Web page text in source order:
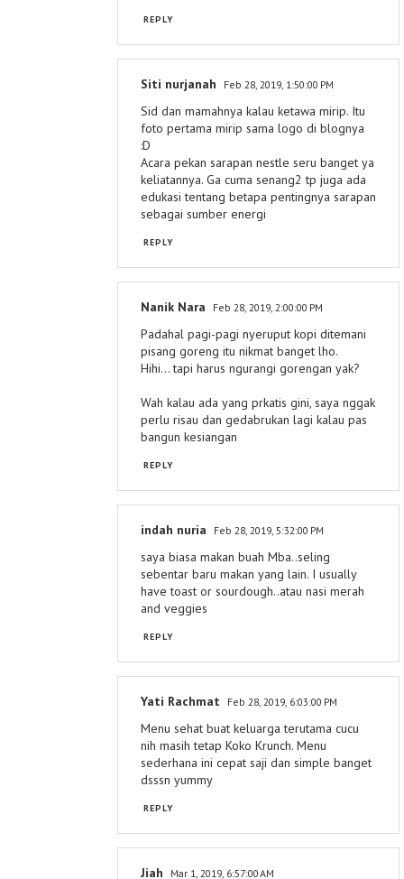
REPLY
Siti nurjanah Feb 28, 2019, 1:50:00 PM
Sid dan mamahnya kalau ketawa mirip. Itu
foto pertama mirip sama logo di blognya
:D
Acara pekan sarapan nestle seru banget ya
keliatannya. Ga cuma senang2 tp juga ada
edukasi tentang betapa pentingnya sarapan
sebagai sumber energi
REPLY
Nanik Nara Feb 28, 2019, 2:00:00 PM
Padahal pagi-pagi nyeruput kopi ditemani
pisang goreng itu nikmat banget lho.
Hihi... tapi harus ngurangi gorengan yak?
Wah kalau ada yang prkatis gini, saya nggak
perlu risau dan gedabrukan lagi kalau pas
bangun kesiangan
REPLY
indah nuria Feb 28, 2019, 5:32:00 PM
saya biasa makan buah Mba..seling
sebentar baru makan yang lain. I usually
have toast or sourdough..atau nasi merah
and veggies
REPLY
Yati Rachmat Feb 28, 2019, 6:03:00 PM
Menu sehat buat keluarga terutama cucu
nih masih tetap Koko Krunch. Menu
sederhana ini cepat saji dan simple banget
dsssn yummy
REPLY
Jiah Mar 1, 2019, 6:57:00 AM